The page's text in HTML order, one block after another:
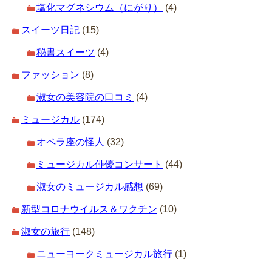
塩化マグネシウム（にがり） (4)
スイーツ日記 (15)
秘書スイーツ (4)
ファッション (8)
淑女の美容院の口コミ (4)
ミュージカル (174)
オペラ座の怪人 (32)
ミュージカル俳優コンサート (44)
淑女のミュージカル感想 (69)
新型コロナウイルス＆ワクチン (10)
淑女の旅行 (148)
ニューヨークミュージカル旅行 (1)